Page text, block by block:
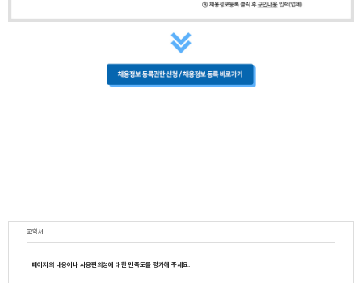
교학처
페이지의 내용이나 사용편의성에 대한 만족도를 평가해 주세요.